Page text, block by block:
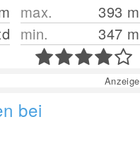
max. 393 m
min.
347 m
Anzeige
bei